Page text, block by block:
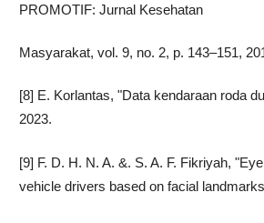
PROMOTIF: Jurnal Kesehatan
Masyarakat, vol. 9, no. 2, p. 143–151,
[8] E. Korlantas, "Data kendaraan roda
2023.
[9] F. D. H. N. A. &. S. A. F. Fikriyah,
vehicle drivers based on facial landmarks